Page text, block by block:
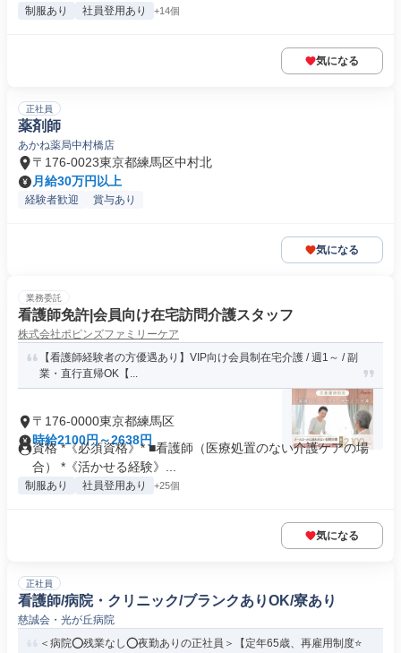
制服あり 社員登用あり +14個
気になる
正社員
薬剤師
あかね薬局中村橋店
〒176-0023東京都練馬区中村北
月給30万円以上
経験者歓迎 賞与あり
気になる
業務委託
看護師免許|会員向け在宅訪問介護スタッフ
株式会社ポピンズファミリーケア
【看護師経験者の方優遇あり】VIP向け会員制在宅介護 / 週1～ / 副
業・直行直帰OK【...
〒176-0000東京都練馬区
時給2100円～2638円
資格 *《必須資格》* ■看護師（医療処置のない介護ケアの場
合） *《活かせる経験》...
制服あり 社員登用あり +25個
気になる
正社員
看護師/病院・クリニック/ブランクありOK/寮あり
慈誠会・光が丘病院
＜病院⭕残業なし⭕夜勤ありの正社員＞【定年65歳、再雇用制度⭐